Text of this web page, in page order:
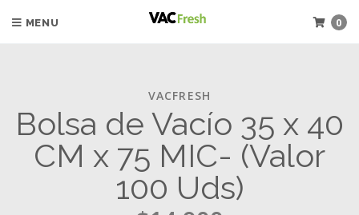
MENU 0
VACFRESH
Bolsa de Vacío 35 x 40
CM x 75 MIC- (Valor
100 Uds)